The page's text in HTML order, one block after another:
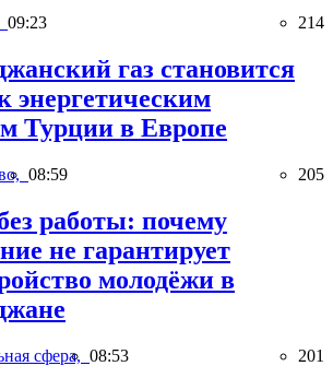
09:23 214
газ становится
энергетическим
Турции в Европе
08:59 205
работы: почему
не гарантирует
молодёжи в
сфера, 08:53 201